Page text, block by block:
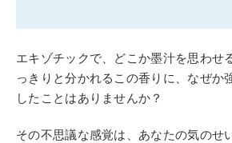
エキゾチックで、どこか墨汁を思わせ
っきりと分かれるこの香りに、なぜか
したことはありませんか？
その不思議な感覚は、あなたの気のせ